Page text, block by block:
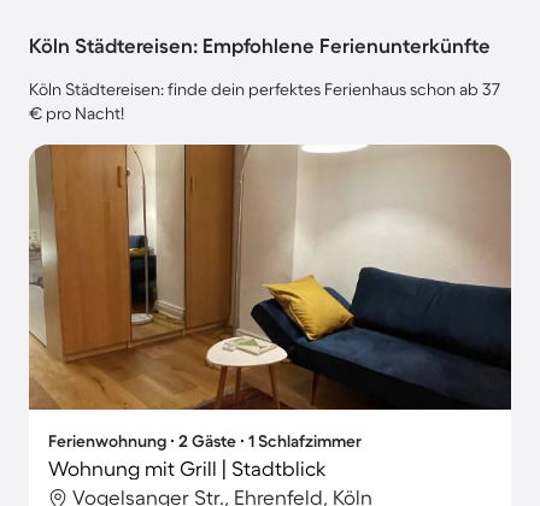
Köln Städtereisen: Empfohlene Ferienunterkünfte
Köln Städtereisen: finde dein perfektes Ferienhaus schon ab 37
€ pro Nacht!
Ferienwohnung ∙ 2 Gäste ∙ 1 Schlafzimmer
Wohnung mit Grill | Stadtblick
Vogelsanger Str., Ehrenfeld, Köln